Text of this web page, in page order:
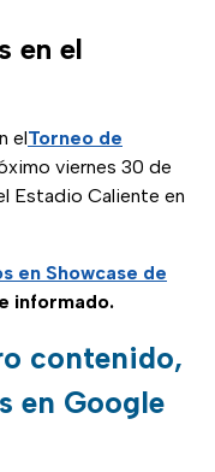
en el
elTorneo de
viernes 30 de
Estadio Caliente en
en Showcase de
informado.
contenido,
en Google